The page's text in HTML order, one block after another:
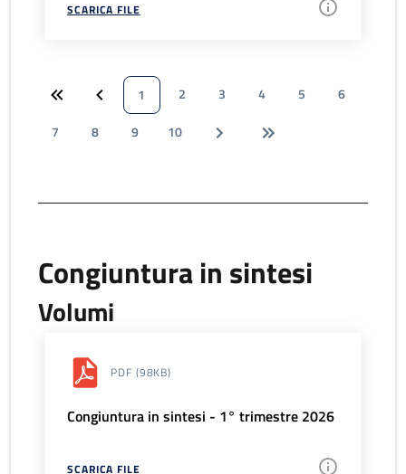
SCARICA FILE
1 2 3 4 5
6
7
8 9 10
Congiuntura in sintesi
Volumi
PDF (98KB)
Congiuntura in sintesi - 1° trimestre 2026
SCARICA FILE